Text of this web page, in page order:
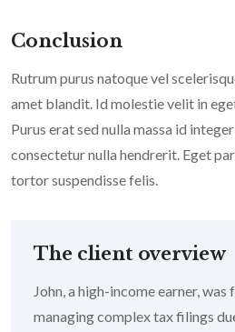
Conclusion
Rutrum purus natoque vel
amet blandit. Id molestie velit in
Purus erat sed nulla massa id
consectetur nulla hendrerit. Eget
tortor suspendisse felis.
The client overview
John, a high-income earner,
managing complex tax filings